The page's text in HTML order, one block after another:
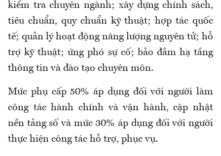
kiểm tra chuyên ngành; xây dựng chính sách,
tiêu chuẩn, quy chuẩn kỹ thuật; hợp tác quốc
tế; quản lý hoạt động năng lượng nguyên tử; hỗ
trợ kỹ thuật; ứng phó sự cố; bảo đảm hạ tầng
thông tin và đào tạo chuyên môn.
Mức phụ cấp 50% áp dụng đối với người làm
công tác hành chính và vận hành, cập nhật
nền tảng số và mức 30% áp dụng đối với người
thực hiện công tác hỗ trợ, phục vụ.